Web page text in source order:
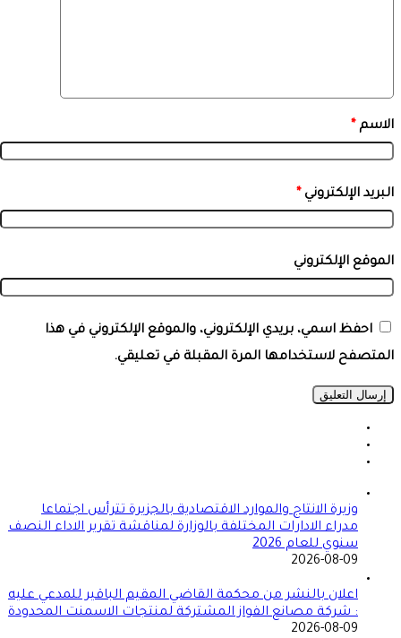
الاسم *
البريد الإلكتروني *
الموقع الإلكتروني
احفظ اسمي، بريدي الإلكتروني، والموقع الإلكتروني في هذا
المتصفح لاستخدامها المرة المقبلة في تعليقي.
وزيرة الانتاج والموارد الاقتصادية بالجزيرة تترأس اجتماعا
مدراء الادارات المختلفة بالوزارة لمناقشة تقرير الاداء النصف
سنوي للعام 2026
2026-08-09
اعلان بالنشر من محكمة القاضي المقيم الباقير للمدعي عليه
: شركة مصانع الفواز المشتركة لمنتجات الاسمنت المحدودة
2026-08-09